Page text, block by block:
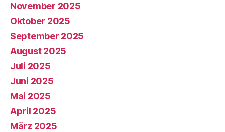
November 2025
Oktober 2025
September 2025
August 2025
Juli 2025
Juni 2025
Mai 2025
April 2025
März 2025